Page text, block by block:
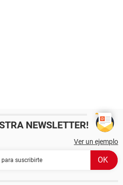
NEWSLETTER!
Ver un ejemplo